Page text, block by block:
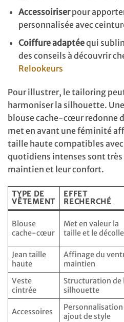
Accessoiriserpour
personnalisée avec
Coiffure adaptéequi
des conseils à découvrir
Relookeurs
Pour illustrer, le tailoring
harmoniser la silhouette.
blouse cache-cœur redonne
met en avant une féminité
taille haute compatibles
quotidiens intenses sont
maintien et leur confort.
TYPE DE
VÊTEMENT
EFFET
RECHERCHÉ
Blouse
cache-cœur
Met en valeur la
taille et le
Jean taille
haute
Affinage du
maintien
Veste
cintrée
Structuration de
silhouette
Accessoires
ajout de style